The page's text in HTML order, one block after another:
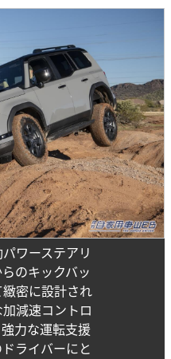
ワーステアリ
のキックバッ
密に設計され
減速コントロ
力な運転支援
ライバーにと